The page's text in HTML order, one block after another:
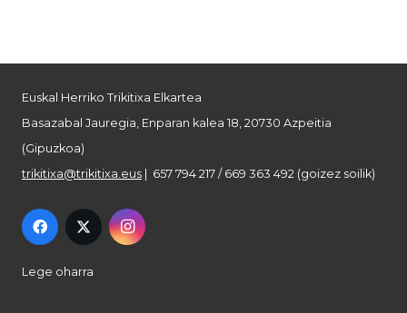
Euskal Herriko Trikitixa Elkartea
Basazabal Jauregia, Enparan kalea 18, 20730 Azpeitia
(Gipuzkoa)
trikitixa@trikitixa.eus | 657 794 217 / 669 363 492 (goizez soilik)
Lege oharra